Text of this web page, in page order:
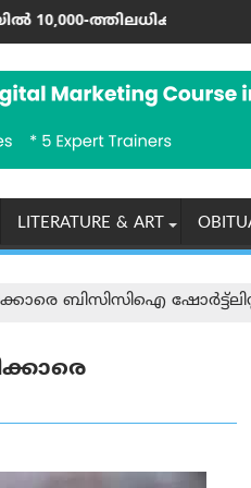
പരിപാടികളുമായി ഷൂറൂഖ്
കേസുകളും ഇന്ത്യയുടെ
LITERATURE & ART
ബിസിസിഐ